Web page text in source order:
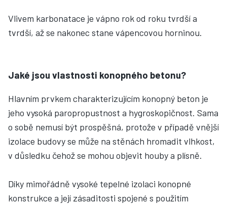
Vlivem karbonatace je vápno rok od roku tvrdší a
tvrdší, až se nakonec stane vápencovou horninou.
Jaké jsou vlastnosti konopného betonu?
Hlavním prvkem charakterizujícím konopný beton je
jeho vysoká paropropustnost a hygroskopičnost. Sama
o sobě nemusí být prospěšná, protože v případě vnější
izolace budovy se může na stěnách hromadit vlhkost,
v důsledku čehož se mohou objevit houby a plísně.
Díky mimořádně vysoké tepelné izolaci konopné
konstrukce a její zásaditosti spojené s použitím